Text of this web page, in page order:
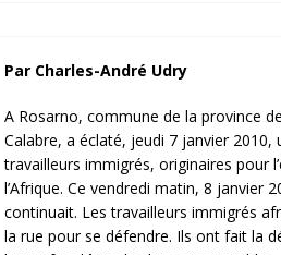
Par Charles-André Udry
A Rosarno, commune de la province
Calabre, a éclaté, jeudi 7 janvier 2010,
travailleurs immigrés, originaires pour
l’Afrique. Ce vendredi matin, 8 janvier
continuait. Les travailleurs immigrés
la rue pour se défendre. Ils ont fait la